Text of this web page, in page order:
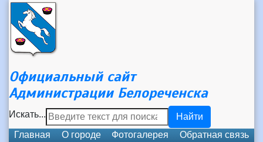
Официальный сайт
Администрации Белореченска
Искать...
Найти
Главная
О городе Фотогалерея
Обратная связь